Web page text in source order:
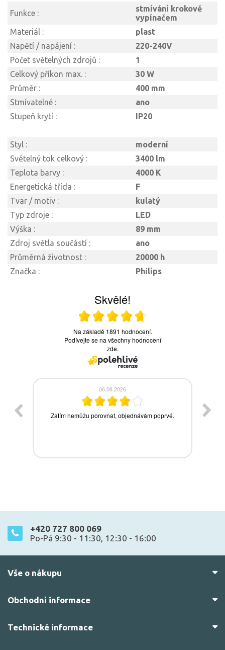
Funkce :
stmívání krokově
vypínačem
Materiál :
plast
Napětí / napájení :
220-240V
Počet světelných zdrojů :
1
Celkový příkon max. :
30 W
Průměr :
400 mm
Stmívatelné :
ano
Stupeň krytí :
IP20
Styl :
moderní
Světelný tok celkový :
3400 lm
Teplota barvy :
4000 K
Energetická třída :
F
Tvar / motiv :
kulatý
Typ zdroje :
LED
Výška :
89 mm
Zdroj světla součástí :
ano
Průměrná životnost :
20000 h
Značka :
Philips
+420 727 800 069
Po-Pá 9:30 - 11:30, 12:30 - 16:00
Vše o nákupu
Obchodní informace
Technické informace